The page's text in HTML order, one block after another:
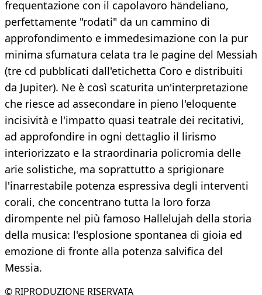
frequentazione con il capolavoro händeliano,
perfettamente "rodati" da un cammino di
approfondimento e immedesimazione con la pur
minima sfumatura celata tra le pagine del Messiah
(tre cd pubblicati dall'etichetta Coro e distribuiti
da Jupiter). Ne è così scaturita un'interpretazione
che riesce ad assecondare in pieno l'eloquente
incisività e l'impatto quasi teatrale dei recitativi,
ad approfondire in ogni dettaglio il lirismo
interiorizzato e la straordinaria policromia delle
arie solistiche, ma soprattutto a sprigionare
l'inarrestabile potenza espressiva degli interventi
corali, che concentrano tutta la loro forza
dirompente nel più famoso Hallelujah della storia
della musica: l'esplosione spontanea di gioia ed
emozione di fronte alla potenza salvifica del
Messia.
© RIPRODUZIONE RISERVATA